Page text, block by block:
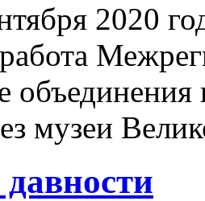
2020
объединения
музеи